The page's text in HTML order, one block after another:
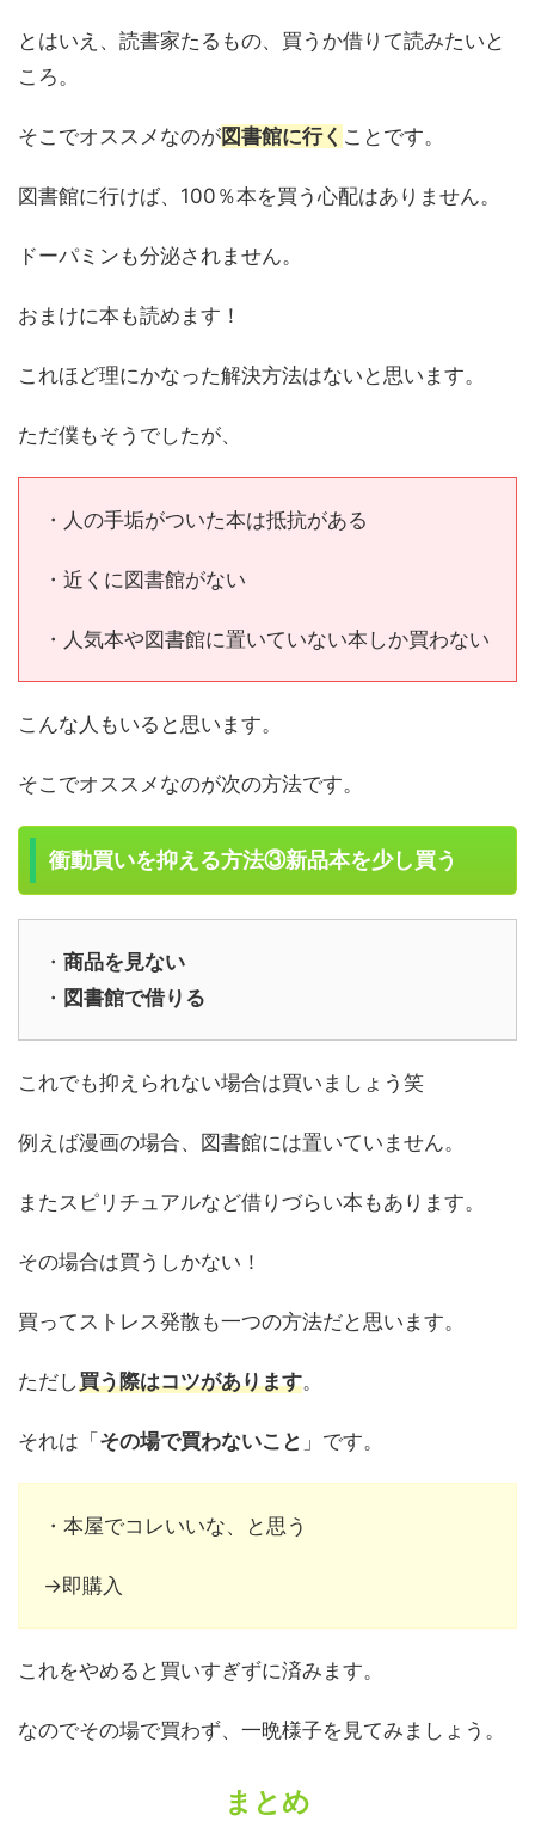
とはいえ、読書家たるもの、買うか借りて読みたいと
ころ。
そこでオススメなのが図書館に行く ことです。
図書館に行けば、100％本を買う心配はありません。
ドーパミンも分泌されません。
おまけに本も読めます！
これほど理にかなった解決方法はないと思います。
ただ僕もそうでしたが、
・人の手垢がついた本は抵抗がある
・近くに図書館がない
・人気本や図書館に置いていない本しか買わない
こんな人もいると思います。
そこでオススメなのが次の方法です。
衝動買いを抑える方法③新品本を少し買う
・ 商品を見ない
・ 図書館で借りる
これでも抑えられない場合は買いましょう笑
例えば漫画の場合、図書館には置いていません。
またスピリチュアルなど借りづらい本もあります。
その場合は買うしかない！
買ってストレス発散も一つの方法だと思います。
ただし買う際はコツがあります。
それは「その場で買わないこと 」です。
・本屋でコレいいな、と思う
→即購入
これをやめると買いすぎずに済みます。
なのでその場で買わず、一晩様子を見てみましょう。
まとめ